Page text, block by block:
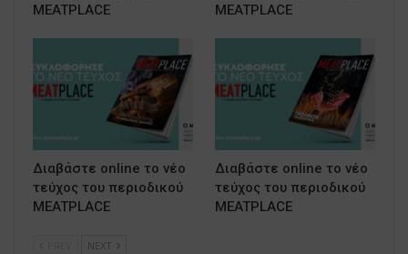
MEATPLACE
MEATPLACE
Διαβάστε online το νέο
τεύχος του περιοδικού
MEATPLACE
Διαβάστε online το νέο
τεύχος του περιοδικού
MEATPLACE
NEXT